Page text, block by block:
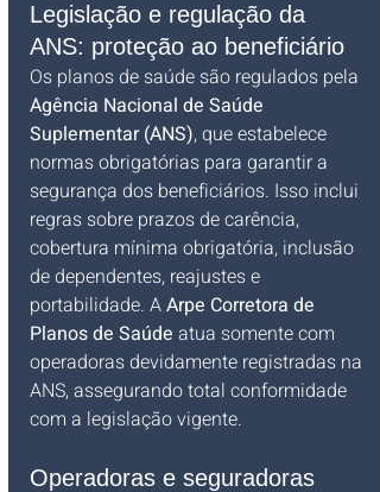
Legislação e regulação da
ANS: proteção ao beneficiário
Os planos de saúde são regulados pela
Agência Nacional de Saúde
Suplementar (ANS), que estabelece
normas obrigatórias para garantir a
segurança dos beneficiários. Isso inclui
regras sobre prazos de carência,
cobertura mínima obrigatória, inclusão
de dependentes, reajustes e
portabilidade. A Arpe Corretora de
Planos de Saúde atua somente com
operadoras devidamente registradas na
ANS, assegurando total conformidade
com a legislação vigente.
Operadoras e seguradoras